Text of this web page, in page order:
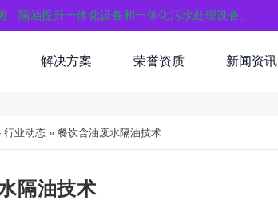
隔油提升一体化设备和一体化污水处理设备。
解决方案 荣誉资质 新闻资讯
行业动态 » 餐饮含油废水隔油技术
隔油技术